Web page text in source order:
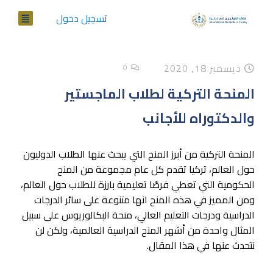
تسجيل دخول
ديسمبر 18, 2020 0
المنحة التركية لطلاب الماجستير
والدكتوراه للأجانب
المنحة التركية من أبرز المنح التي يبحث عنها الطلاب الدوليون
حول العالم، تركيا تقدم كل عام مجموعة من المنح
الحكومية التي تعطي فرصًا تعليمية بارزة للطلاب حول العالم،
ومن المميز في هذه المنح انها متنوعة على سائر الدرجات
الدراسية ودرجات التعليم العالي، منحة البكالوريوس على سبيل
المثال واحدة من أشهر المنح الدراسية العالمية، ولكن لن
نتحدث عنها في هذا المقال.